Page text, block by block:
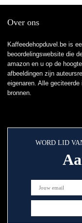
Over ons
Kaffeedehopduvel.be is
beoordelingswebsite die
amazon en u op de
afbeeldingen zijn
eigenaren. Alle
bronnen.
WORD LID